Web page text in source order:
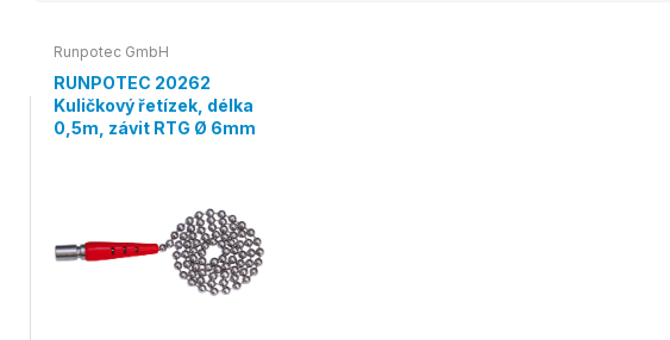
Runpotec GmbH
RUNPOTEC 20262
Kuličkový řetízek, délka
0,5m, závit RTG Ø 6mm